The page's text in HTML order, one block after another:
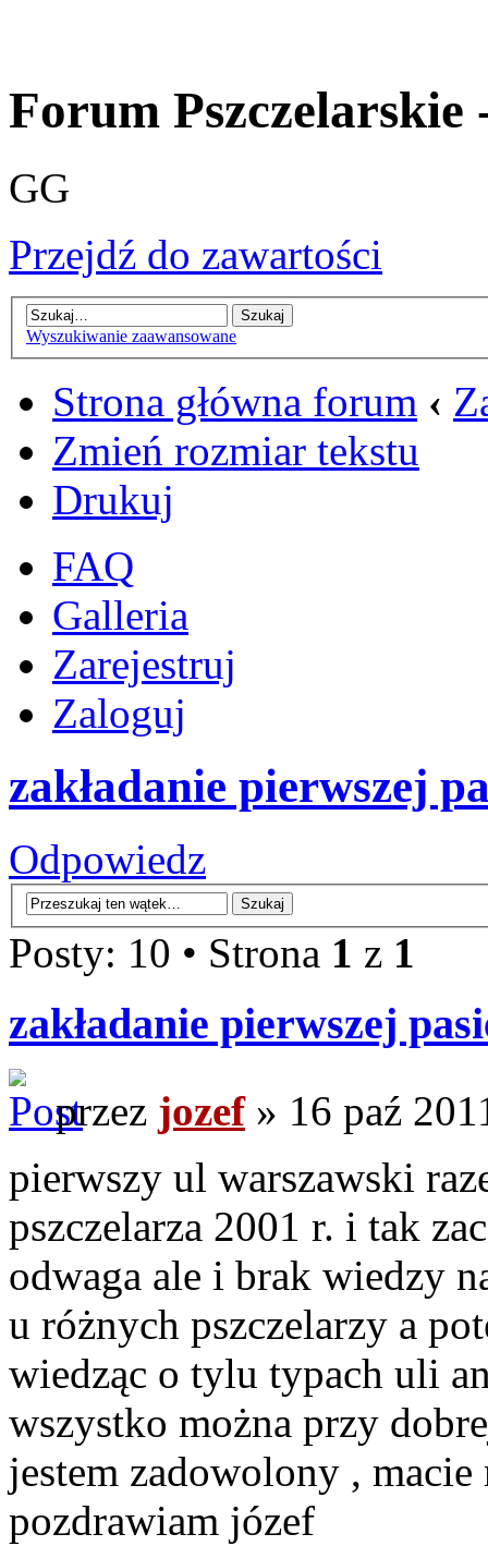
Forum Pszczelarskie
GG
Przejdź do zawartości
Wyszukiwanie zaawansowane
Strona główna forum ‹
Zmień rozmiar tekstu
Drukuj
FAQ
Galleria
Zarejestruj
Zaloguj
zakładanie pierwszej
Odpowiedz
Posty: 10 • Strona 1 z 1
zakładanie pierwszej
przez jozef» 16 paź
pierwszy ul warszawski
pszczelarza 2001 r. i tak
odwaga ale i brak wiedzy
u różnych pszczelarzy a
wiedząc o tylu typach uli
wszystko można przy
jestem zadowolony ,
pozdrawiam józef